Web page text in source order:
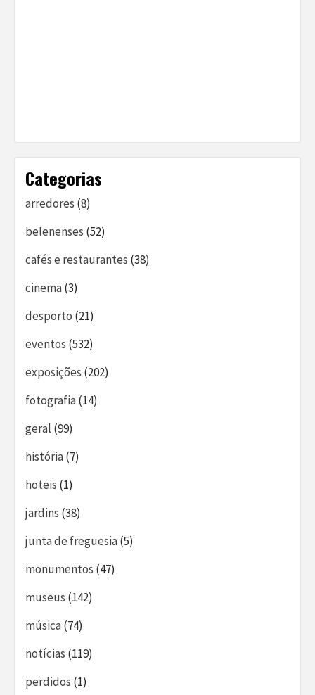
Categorias
arredores (8)
belenenses (52)
cafés e restaurantes (38)
cinema(3)
desporto (21)
eventos (532)
exposições (202)
fotografia(14)
geral (99)
história(7)
hoteis (1)
jardins (38)
junta de freguesia(5)
monumentos (47)
museus (142)
música(74)
notícias (119)
perdidos (1)